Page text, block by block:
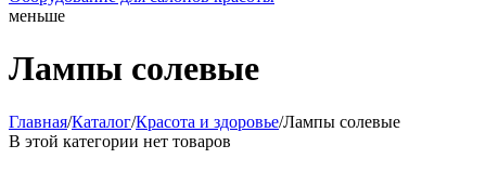
меньше
Лампы солевые
Главная/Каталог/Красота и здоровье/Лампы солевые
В этой категории нет товаров